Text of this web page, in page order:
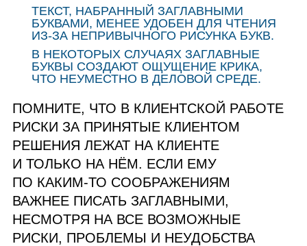
ТЕКСТ, НАБРАННЫЙ ЗАГЛАВНЫМИ
БУКВАМИ, МЕНЕЕ УДОБЕН ДЛЯ ЧТЕНИЯ
ИЗ‑ЗА НЕПРИВЫЧНОГО РИСУНКА БУКВ.
В НЕКОТОРЫХ СЛУЧАЯХ ЗАГЛАВНЫЕ
БУКВЫ СОЗДАЮТ ОЩУЩЕНИЕ КРИКА,
ЧТО НЕУМЕСТНО В ДЕЛОВОЙ СРЕДЕ.
ПОМНИТЕ, ЧТО В КЛИЕНТСКОЙ РАБОТЕ
РИСКИ ЗА ПРИНЯТЫЕ КЛИЕНТОМ
РЕШЕНИЯ ЛЕЖАТ НА КЛИЕНТЕ
И ТОЛЬКО НА НЁМ. ЕСЛИ ЕМУ
ПО КАКИМ‑ТО СООБРАЖЕНИЯМ
ВАЖНЕЕ ПИСАТЬ ЗАГЛАВНЫМИ,
НЕСМОТРЯ НА ВСЕ ВОЗМОЖНЫЕ
РИСКИ, ПРОБЛЕМЫ И НЕУДОБСТВА